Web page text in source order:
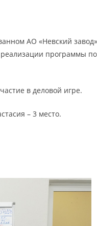
АО «Невский
программы
в деловой игре.
– 3 место.